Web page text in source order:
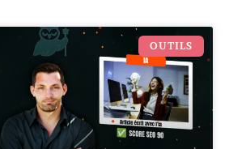
OUTILS